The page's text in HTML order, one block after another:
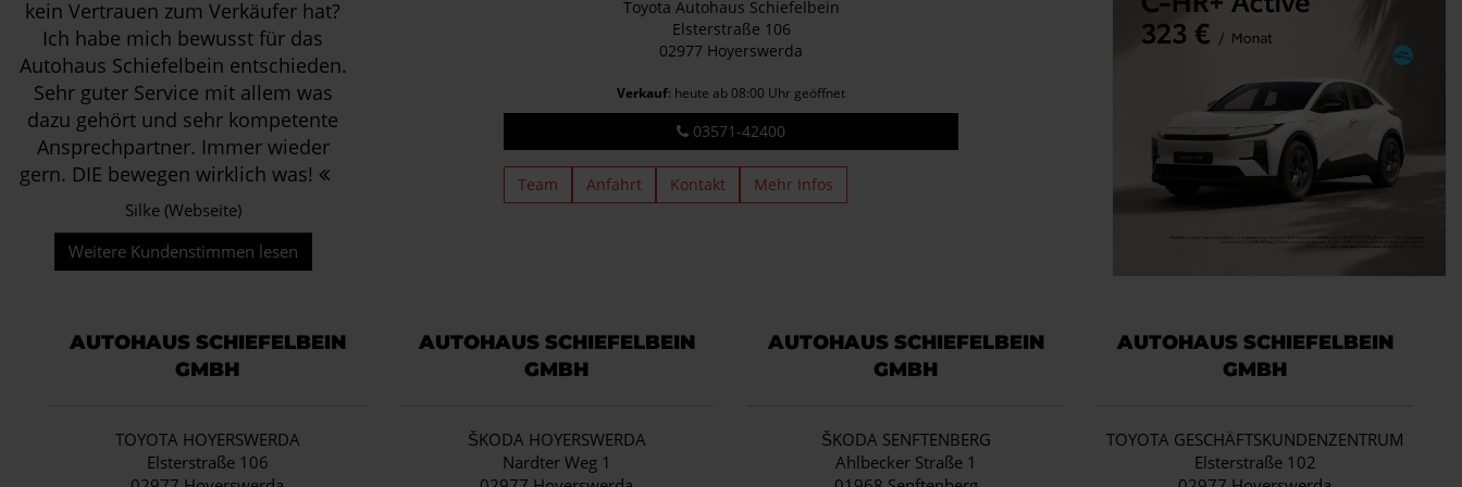
kein Vertrauen zum Verkäufer hat?
Ich habe mich bewusst für das
Autohaus Schiefelbein entschieden.
Sehr guter Service mit allem was
dazu gehört und sehr kompetente
Ansprechpartner. Immer wieder
gern. DIE bewegen wirklich was!
Silke (Webseite)
Weitere Kundenstimmen lesen
Toyota Autohaus Schiefelbein
Elsterstraße 106
02977 Hoyerswerda
Verkauf: heute ab 08:00 Uhr geöffnet
03571-42400
Team Anfahrt Kontakt Mehr Infos
AUTOHAUS SCHIEFELBEIN
GMBH
TOYOTA HOYERSWERDA
Elsterstraße 106
AUTOHAUS SCHIEFELBEIN
GMBH
ŠKODA HOYERSWERDA
Nardter Weg 1
AUTOHAUS SCHIEFELBEIN
GMBH
ŠKODA SENFTENBERG
Ahlbecker Straße 1
AUTOHAUS SCHIEFELBEIN
GMBH
TOYOTA GESCHÄFTSKUNDENZENTRUM
Elsterstraße 102